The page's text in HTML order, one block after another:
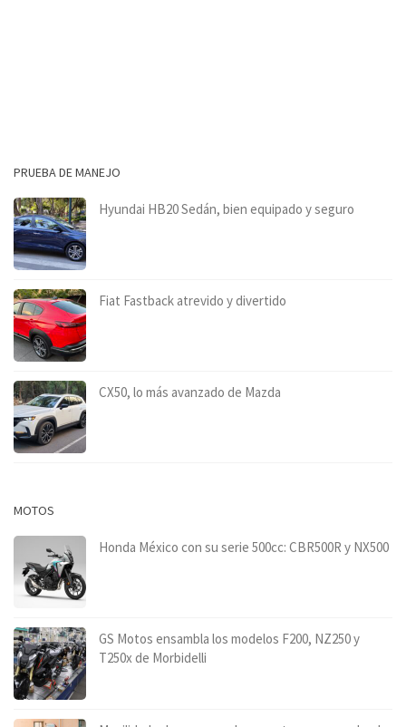
PRUEBA DE MANEJO
Hyundai HB20 Sedán, bien equipado y seguro
Fiat Fastback atrevido y divertido
CX50, lo más avanzado de Mazda
MOTOS
Honda México con su serie 500cc: CBR500R y NX500
GS Motos ensambla los modelos F200, NZ250 y
T250x de Morbidelli